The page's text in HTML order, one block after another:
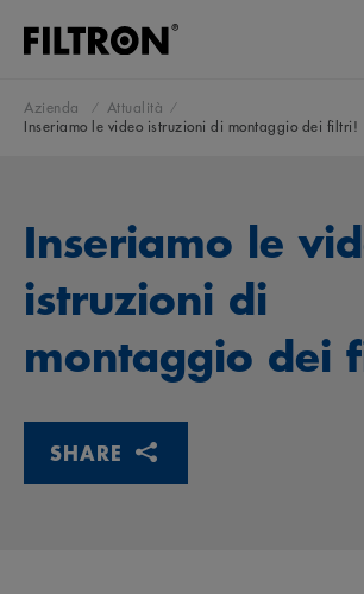
Azienda
Attualità
Inseriamo le video istruzioni di montaggio dei filtri!
Inseriamo le
istruzioni di
montaggio dei
SHARE